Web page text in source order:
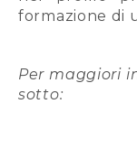
formazione di
Per maggiori
sotto: